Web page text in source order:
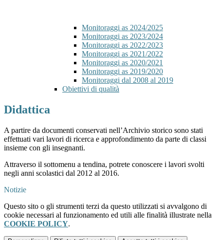
Monitoraggi as 2024/2025
Monitoraggi as 2023/2024
Monitoraggi as 2022/2023
Monitoraggi as 2021/2022
Monitoraggi as 2020/2021
Monitoraggi as 2019/2020
Monitoraggi dal 2008 al 2019
Obiettivi di qualità
Didattica
A partire da documenti conservati nell’Archivio storico sono stati
effettuati vari lavori di ricerca e approfondimento da parte di classi
insieme con gli insegnanti.
Attraverso il sottomenu a tendina, potrete conoscere i lavori svolti
negli anni scolastici dal 2012 al 2016.
Notizie
Questo sito o gli strumenti terzi da questo utilizzati si avvalgono di
cookie necessari al funzionamento ed utili alle finalità illustrate nella
COOKIE POLICY.